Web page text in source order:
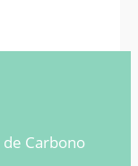
Carbono